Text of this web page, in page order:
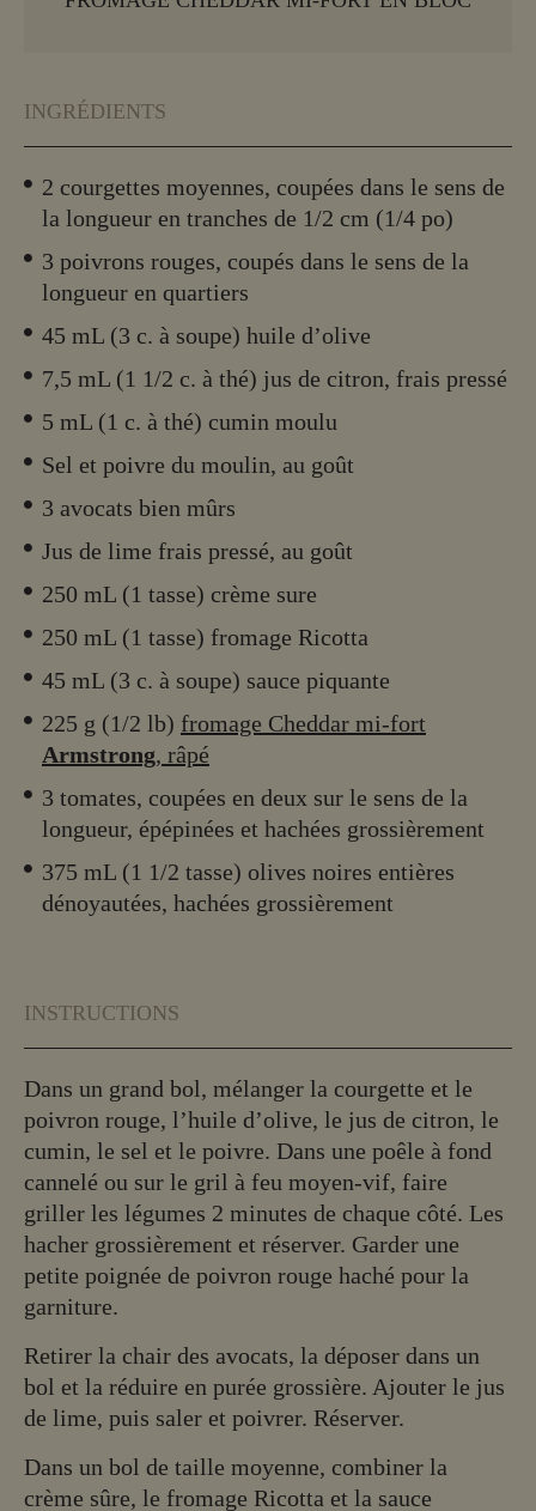
INGRÉDIENTS
2 courgettes moyennes, coupées dans le sens de
la longueur en tranches de 1/2 cm (1/4 po)
3 poivrons rouges, coupés dans le sens de la
longueur en quartiers
45 mL (3 c. à soupe) huile d’olive
7,5 mL (1 1/2 c. à thé) jus de citron, frais pressé
5 mL (1 c. à thé) cumin moulu
Sel et poivre du moulin, au goût
3 avocats bien mûrs
Jus de lime frais pressé, au goût
250 mL (1 tasse) crème sure
250 mL (1 tasse) fromage Ricotta
45 mL (3 c. à soupe) sauce piquante
225 g (1/2 lb) fromage Cheddar mi-fort
Armstrong, râpé
3 tomates, coupées en deux sur le sens de la
longueur, épépinées et hachées grossièrement
375 mL (1 1/2 tasse) olives noires entières
dénoyautées, hachées grossièrement
INSTRUCTIONS
Dans un grand bol, mélanger la courgette et le
poivron rouge, l’huile d’olive, le jus de citron, le
cumin, le sel et le poivre. Dans une poêle à fond
cannelé ou sur le gril à feu moyen-vif, faire
griller les légumes 2 minutes de chaque côté. Les
hacher grossièrement et réserver. Garder une
petite poignée de poivron rouge haché pour la
garniture.
Retirer la chair des avocats, la déposer dans un
bol et la réduire en purée grossière. Ajouter le jus
de lime, puis saler et poivrer. Réserver.
Dans un bol de taille moyenne, combiner la
crème sûre, le fromage Ricotta et la sauce